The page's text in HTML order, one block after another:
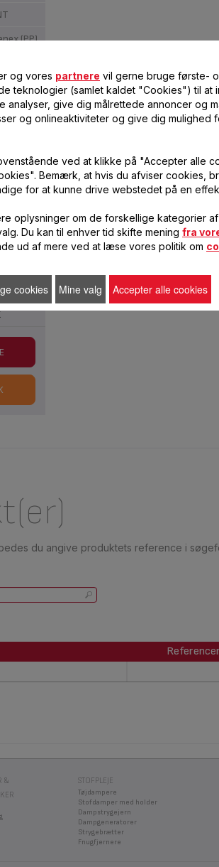
(PP)
du angive produktets reference i
Referencer
&
STOFPLEJE
Tøjdampere
Stofdamper med holder
Dampstrygejern
Dampgeneratorer
Strygebrætter
Fnugfjernere
og vores partnere vil gerne bruge første-
teknologier (samlet kaldet "Cookies") til at
analyser, give dig målrettede annoncer og
og onlineaktiviteter og give dig mulighed
ved at klikke på "Accepter alle
Bemærk, at hvis du afviser cookies,
for at kunne drive webstedet på en
oplysninger om de forskellige kategorier
Du kan til enhver tid skifte mening fra
ud af mere ved at læse vores politik om
cookies Mine valg Accepter alle cookies